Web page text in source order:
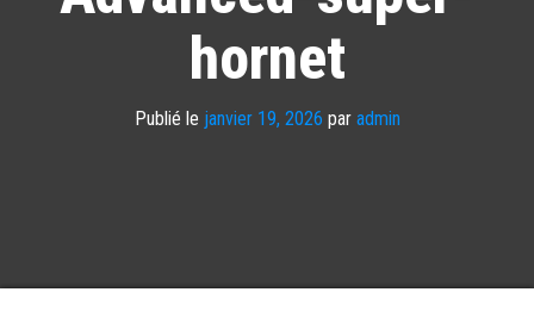
hornet
Publié le janvier 19, 2026 par admin